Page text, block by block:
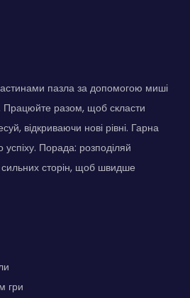
пазла за допомогою миші
Працюйте разом, щоб скласти
відкриваючи нові рівні. Гарна
успіху. Порада: розподіляй
сильних сторін, щоб швидше
гри